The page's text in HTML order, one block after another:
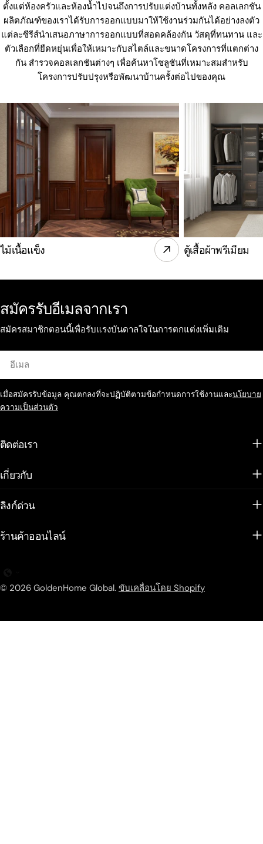
ตั้งแต่ห้องครัวและห้องน้ำไปจนถึงการปรับแต่งบ้านทั้งหลัง คอลเลกชัน
ผลิตภัณฑ์ของเราได้รับการออกแบบมาให้ใช้งานร่วมกันได้อย่างลงตัว
แต่ละซีรีส์นำเสนอภาษาการออกแบบที่สอดคล้องกัน วัสดุที่ทนทาน และ
ตัวเลือกที่ยืดหยุ่นเพื่อให้เหมาะกับสไตล์และขนาดโครงการที่แตกต่าง
กัน สำรวจคอลเลกชันต่างๆ เพื่อค้นหาโซลูชันที่เหมาะสมสำหรับ
โครงการปรับปรุงหรือพัฒนาบ้านครั้งต่อไปของคุณ
ไม้เนื้อแข็ง ตู้เสื้อผ้าพรีเมียม
สมัครรับอีเมลจากเรา
สมัครสมาชิกตอนนี้เพื่อรับแรงบันดาลใจในการตกแต่งเพิ่มเติม
อีเมล
เมื่อสมัครรับข้อมูล คุณตกลงที่จะปฏิบัติตามข้อกำหนดการใช้งานและนโยบาย
ความเป็นส่วนตัว
ติดต่อเรา
เกี่ยวกับ
ลิงก์ด่วน
ร้านค้าออนไลน์
© 2026 GoldenHome Global. ขับเคลื่อนโดย Shopify